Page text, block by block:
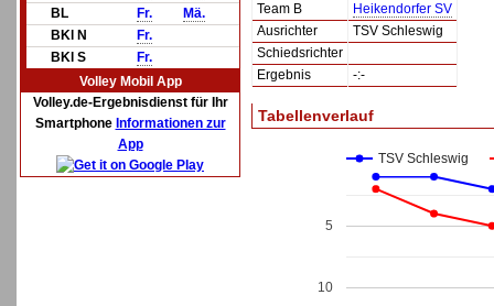
BL
Fr.
Mä.
BKl N
Fr.
BKl S
Fr.
Volley Mobil App
Volley.de-Ergebnisdienst für Ihr
Smartphone Informationen zur
App
Team B
Heikendorfer SV
Ausrichter
TSV Schleswig
Schiedsrichter
Ergebnis
-:-
Tabellenverlauf
TSV Schleswig
5
10